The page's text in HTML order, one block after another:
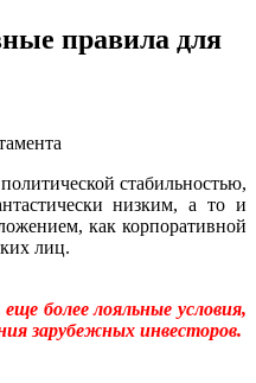
правила для
стабильностью,
низким, а то и
как корпоративной
лиц.
более лояльные условия,
зарубежных инвесторов.